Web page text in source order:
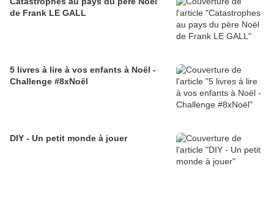
de Frank LE GALL
5 livres à lire à vos enfants à Noël -
Challenge #8xNoël
DIY - Un petit monde à jouer